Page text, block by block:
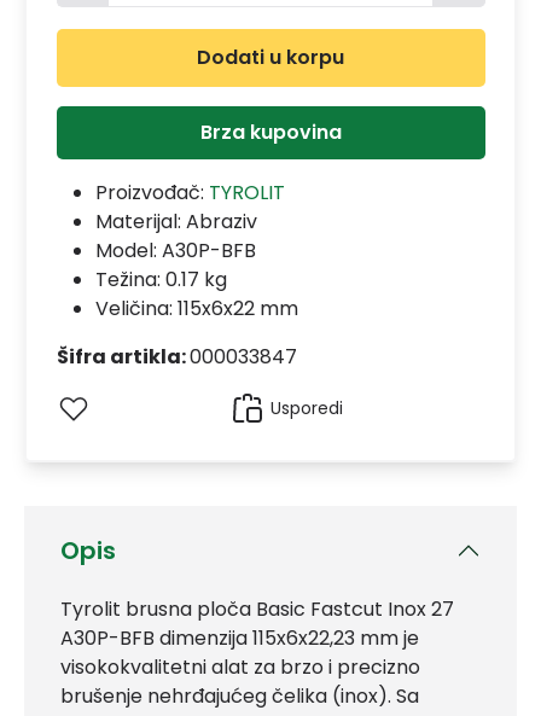
Opis
Tyrolit brusna ploča Basic Fastcut Inox 27
A30P-BFB dimenzija 115x6x22,23 mm je
visokokvalitetni alat za brzo i precizno
brušenje nehrđajućeg čelika (inox). Sa
Dodati u korpu
Brza kupovina
Proizvođač: TYROLIT
Materijal: Abraziv
Model: A30P-BFB
Težina: 0.17 kg
Veličina: 115x6x22 mm
Šifra artikla:000033847
Usporedi